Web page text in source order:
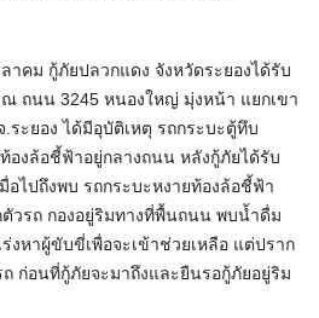
าคม กู้ภัยปลวกแดง จังหวัดระยองได้รับ
ถนน 3245 หนองใหญ่ มุ่งหน้า แยกเขา
ะยอง ได้มีอุบัติเหตุ รถกระบะตู้ทึบ
องล้อชี้ฟ้าอยู่กลางถนน หลังกู้ภัยได้รับ
อไปถึงพบ รถกระบะหงายท้องล้อชี้ฟ้า
วรถ กองอยู่ริมทางที่พื้นถนน พบน้ำดื่ม
งหาผู้ขับขี่เพื่อจะเข้าช่วยเหลือ แต่ปราก
ก่อนที่กู้ภัยจะมาถึงและยืนรอกู้ภัยอยู่ริม